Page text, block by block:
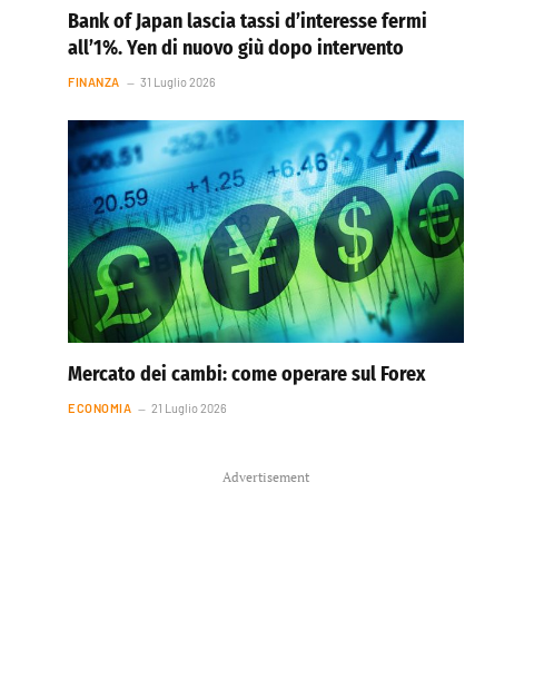
Bank of Japan lascia tassi d’interesse fermi
all’1%. Yen di nuovo giù dopo intervento
FINANZA 31 Luglio 2026
Mercato dei cambi: come operare sul Forex
ECONOMIA 21 Luglio 2026
Advertisement